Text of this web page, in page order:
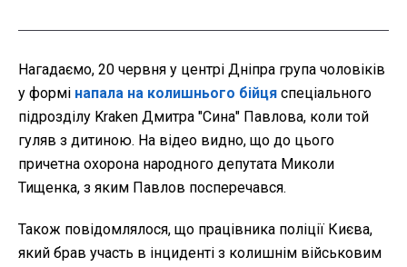
Нагадаємо, 20 червня у центрі Дніпра група чоловіків
у формі напала на колишнього бійця спеціального
підрозділу Kraken Дмитра "Сина" Павлова, коли той
гуляв з дитиною. На відео видно, що до цього
причетна охорона народного депутата Миколи
Тищенка, з яким Павлов посперечався.
Також повідомлялося, що працівника поліції Києва,
який брав участь в інциденті з колишнім військовим